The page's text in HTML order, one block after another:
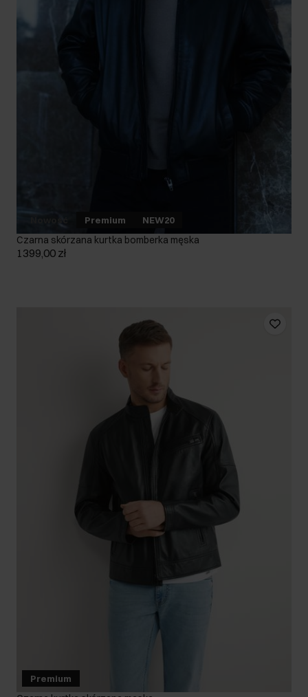
Premium NEW20
Czarna skórzana kurtka bomberka męska
1399,00 zł
Premium